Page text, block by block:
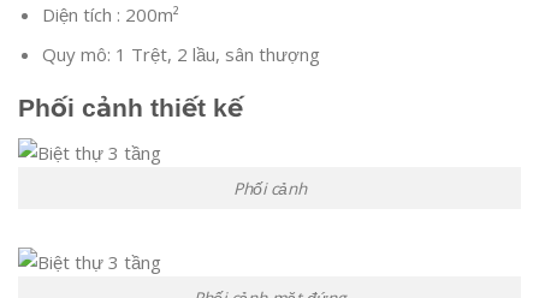
Diện tích : 200m²
Quy mô: 1 Trệt, 2 lầu, sân thượng
Phối cảnh thiết kế
Phối cảnh